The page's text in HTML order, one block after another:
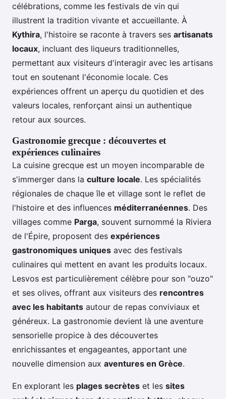
célébrations, comme les festivals de vin qui
illustrent la tradition vivante et accueillante. À
Kythira, l'histoire se raconte à travers ses artisanats
locaux, incluant des liqueurs traditionnelles,
permettant aux visiteurs d'interagir avec les artisans
tout en soutenant l'économie locale. Ces
expériences offrent un aperçu du quotidien et des
valeurs locales, renforçant ainsi un authentique
retour aux sources.
Gastronomie grecque : découvertes et
expériences culinaires
La cuisine grecque est un moyen incomparable de
s'immerger dans la culture locale. Les spécialités
régionales de chaque île et village sont le reflet de
l'histoire et des influences méditerranéennes. Des
villages comme Parga, souvent surnommé la Riviera
de l'Épire, proposent des expériences
gastronomiques uniques avec des festivals
culinaires qui mettent en avant les produits locaux.
Lesvos est particulièrement célèbre pour son "ouzo"
et ses olives, offrant aux visiteurs des rencontres
avec les habitants autour de repas conviviaux et
généreux. La gastronomie devient là une aventure
sensorielle propice à des découvertes
enrichissantes et engageantes, apportant une
nouvelle dimension aux aventures en Grèce.
En explorant les plages secrètes et les sites